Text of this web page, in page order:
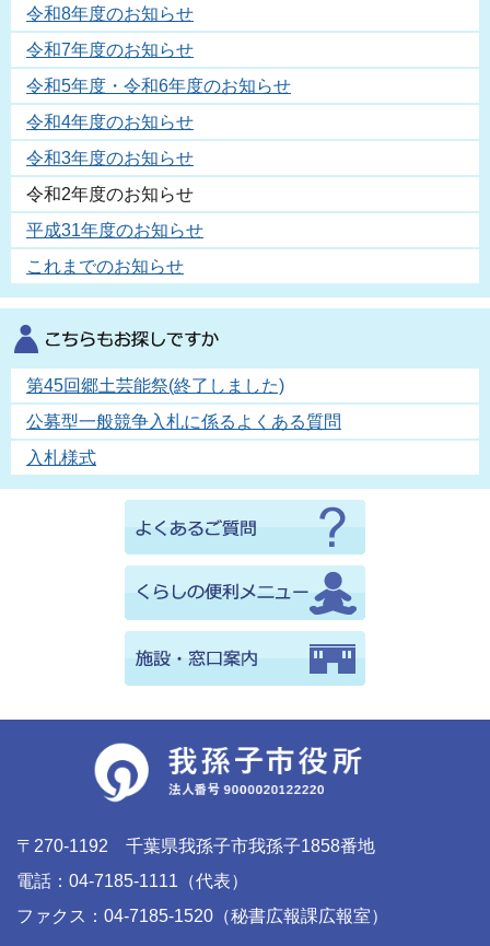
令和8年度のお知らせ
令和7年度のお知らせ
令和5年度・令和6年度のお知らせ
令和4年度のお知らせ
令和3年度のお知らせ
令和2年度のお知らせ
平成31年度のお知らせ
これまでのお知らせ
第45回郷土芸能祭(終了しました)
公募型一般競争入札に係るよくある質問
入札様式
〒270-1192 千葉県我孫子市我孫子1858番地
電話：04-7185-1111（代表）
ファクス：04-7185-1520（秘書広報課広報室）